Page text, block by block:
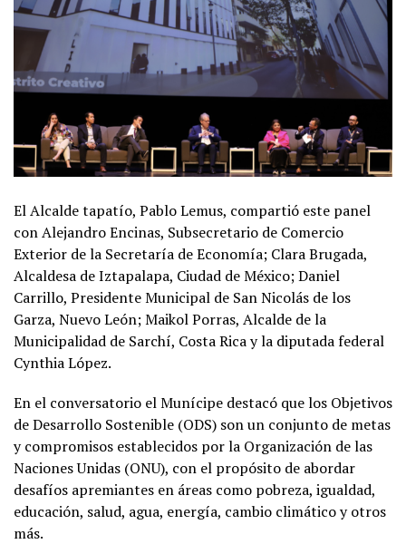
El Alcalde tapatío, Pablo Lemus, compartió este panel
con Alejandro Encinas, Subsecretario de Comercio
Exterior de la Secretaría de Economía; Clara Brugada,
Alcaldesa de Iztapalapa, Ciudad de México; Daniel
Carrillo, Presidente Municipal de San Nicolás de los
Garza, Nuevo León; Maikol Porras, Alcalde de la
Municipalidad de Sarchí, Costa Rica y la diputada federal
Cynthia López.
En el conversatorio el Munícipe destacó que los Objetivos
de Desarrollo Sostenible (ODS) son un conjunto de metas
y compromisos establecidos por la Organización de las
Naciones Unidas (ONU), con el propósito de abordar
desafíos apremiantes en áreas como pobreza, igualdad,
educación, salud, agua, energía, cambio climático y otros
más.